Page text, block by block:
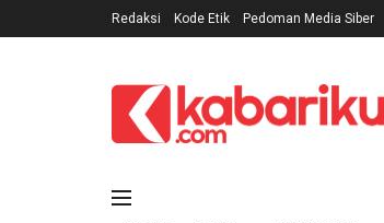
Redaksi Kode Etik Pedoman Media Siber